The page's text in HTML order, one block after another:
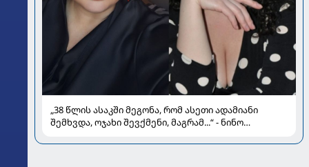
„38 წლის ასაკში მეგონა, რომ ასეთი ადამიანი
შემხვდა, ოჯახი შევქმენი, მაგრამ...“ - ნინო